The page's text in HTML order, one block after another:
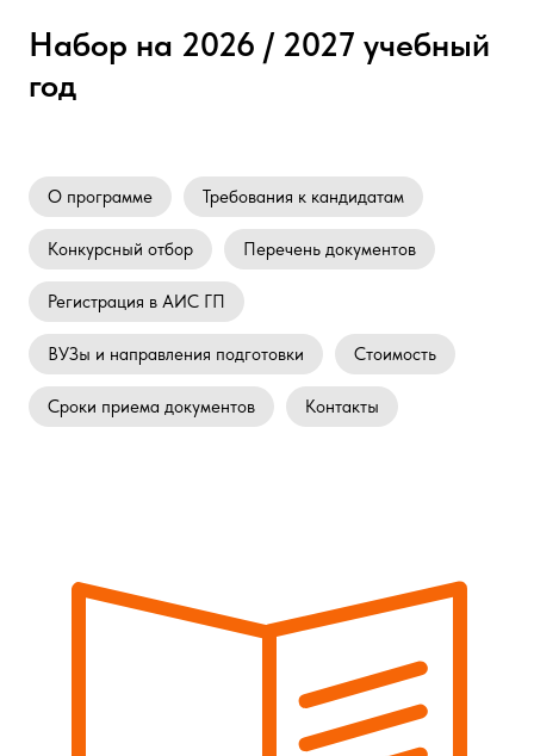
Набор на 2026 / 2027 учебный
год
О программе Требования к кандидатам
Конкурсный отбор Перечень документов
Регистрация в АИС ГП
ВУЗы и направления подготовки Стоимость
Сроки приема документов Контакты